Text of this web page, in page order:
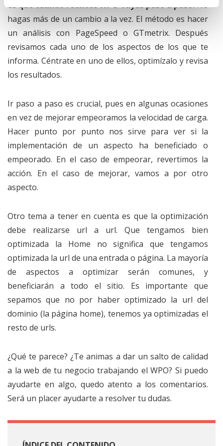
es que cuando realices WPO vayas paso a paso.No
hagas más de un cambio a la vez. El método es hacer
un análisis con PageSpeed o GTmetrix. Después
revisamos cada uno de los aspectos de los que te
informa. Céntrate en uno de ellos, optimízalo y revisa
los resultados.
Ir paso a paso es crucial, pues en algunas ocasiones
en vez de mejorar empeoramos la velocidad de carga.
Hacer punto por punto nos sirve para ver si la
implementación de un aspecto ha beneficiado o
empeorado. En el caso de empeorar, revertimos la
acción. En el caso de mejorar, vamos a por otro
aspecto.
Otro tema a tener en cuenta es que la optimización
debe realizarse url a url. Que tengamos bien
optimizada la Home no significa que tengamos
optimizada la url de una entrada o página. La mayoría
de aspectos a optimizar serán comunes, y
beneficiarán a todo el sitio. Es importante que
sepamos que no por haber optimizado la url del
dominio (la página home), tenemos ya optimizadas el
resto de urls.
¿Qué te parece? ¿Te animas a dar un salto de calidad
a la web de tu negocio trabajando el WPO? Si puedo
ayudarte en algo, quedo atento a los comentarios.
Será un placer ayudarte a resolver tu dudas.